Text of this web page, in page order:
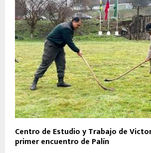
Centro de Estudio y Trabajo de
primer encuentro de Palín